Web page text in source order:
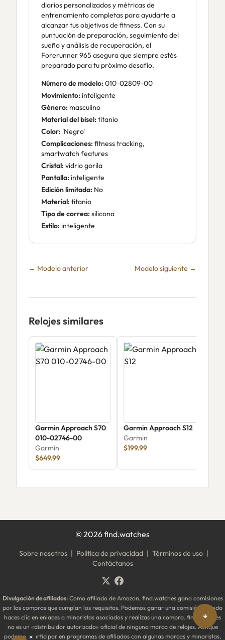
diarios personalizados y métricas de
entrenamiento completas para ayudarte a
alcanzar tus objetivos de fitness. Con su
puntuación de preparación, seguimiento del
sueño y análisis de recuperación, el
Forerunner 965 asegura que siempre estés
preparado para tu próximo desafío.
Número de modelo: 010-02809-00
Movimiento: inteligente
Género: masculino
Material del bisel: titanio
Color: 'Negro'
Complicaciones: fitness tracking,
smartwatch features
Cristal: vidrio gorila
Pantalla: inteligente
Edición limitada: No
Material: titanio
Tipo de correa: silicona
Estilo: inteligente
← Modelo anterior Modelo siguiente →
Relojes similares
Garmin Approach S70
010-02746-00
Garmin
$649.99
Garmin Approach S12
Garmin
$199.99
©2026find.watches
Sobre nosotros | Política de privacidad | Términos de uso |
Contáctanos
Divulgación de afiliados:Como afiliado de Amazon, find.watches gana comisiones
por las compras que cumplan los requisitos. Podemos ganar una comisión cuando
haces clic en enlaces a minoristas asociados y realizas una compra. find.watches
no es un «distribuidor autorizado» oficial de ninguna marca de relojes. Aunque
podemos participar en programas de afiliados con algunas marcas y minoristas,
↓
×